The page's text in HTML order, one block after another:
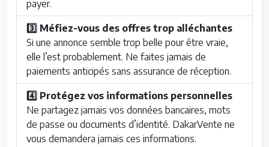
payer.
3️⃣ Méfiez-vous des offres trop alléchantes
Si une annonce semble trop belle pour être vraie,
elle l’est probablement. Ne faites jamais de
paiements anticipés sans assurance de réception.
4️⃣ Protégez vos informations personnelles
Ne partagez jamais vos données bancaires, mots
de passe ou documents d’identité. DakarVente ne
vous demandera jamais ces informations.